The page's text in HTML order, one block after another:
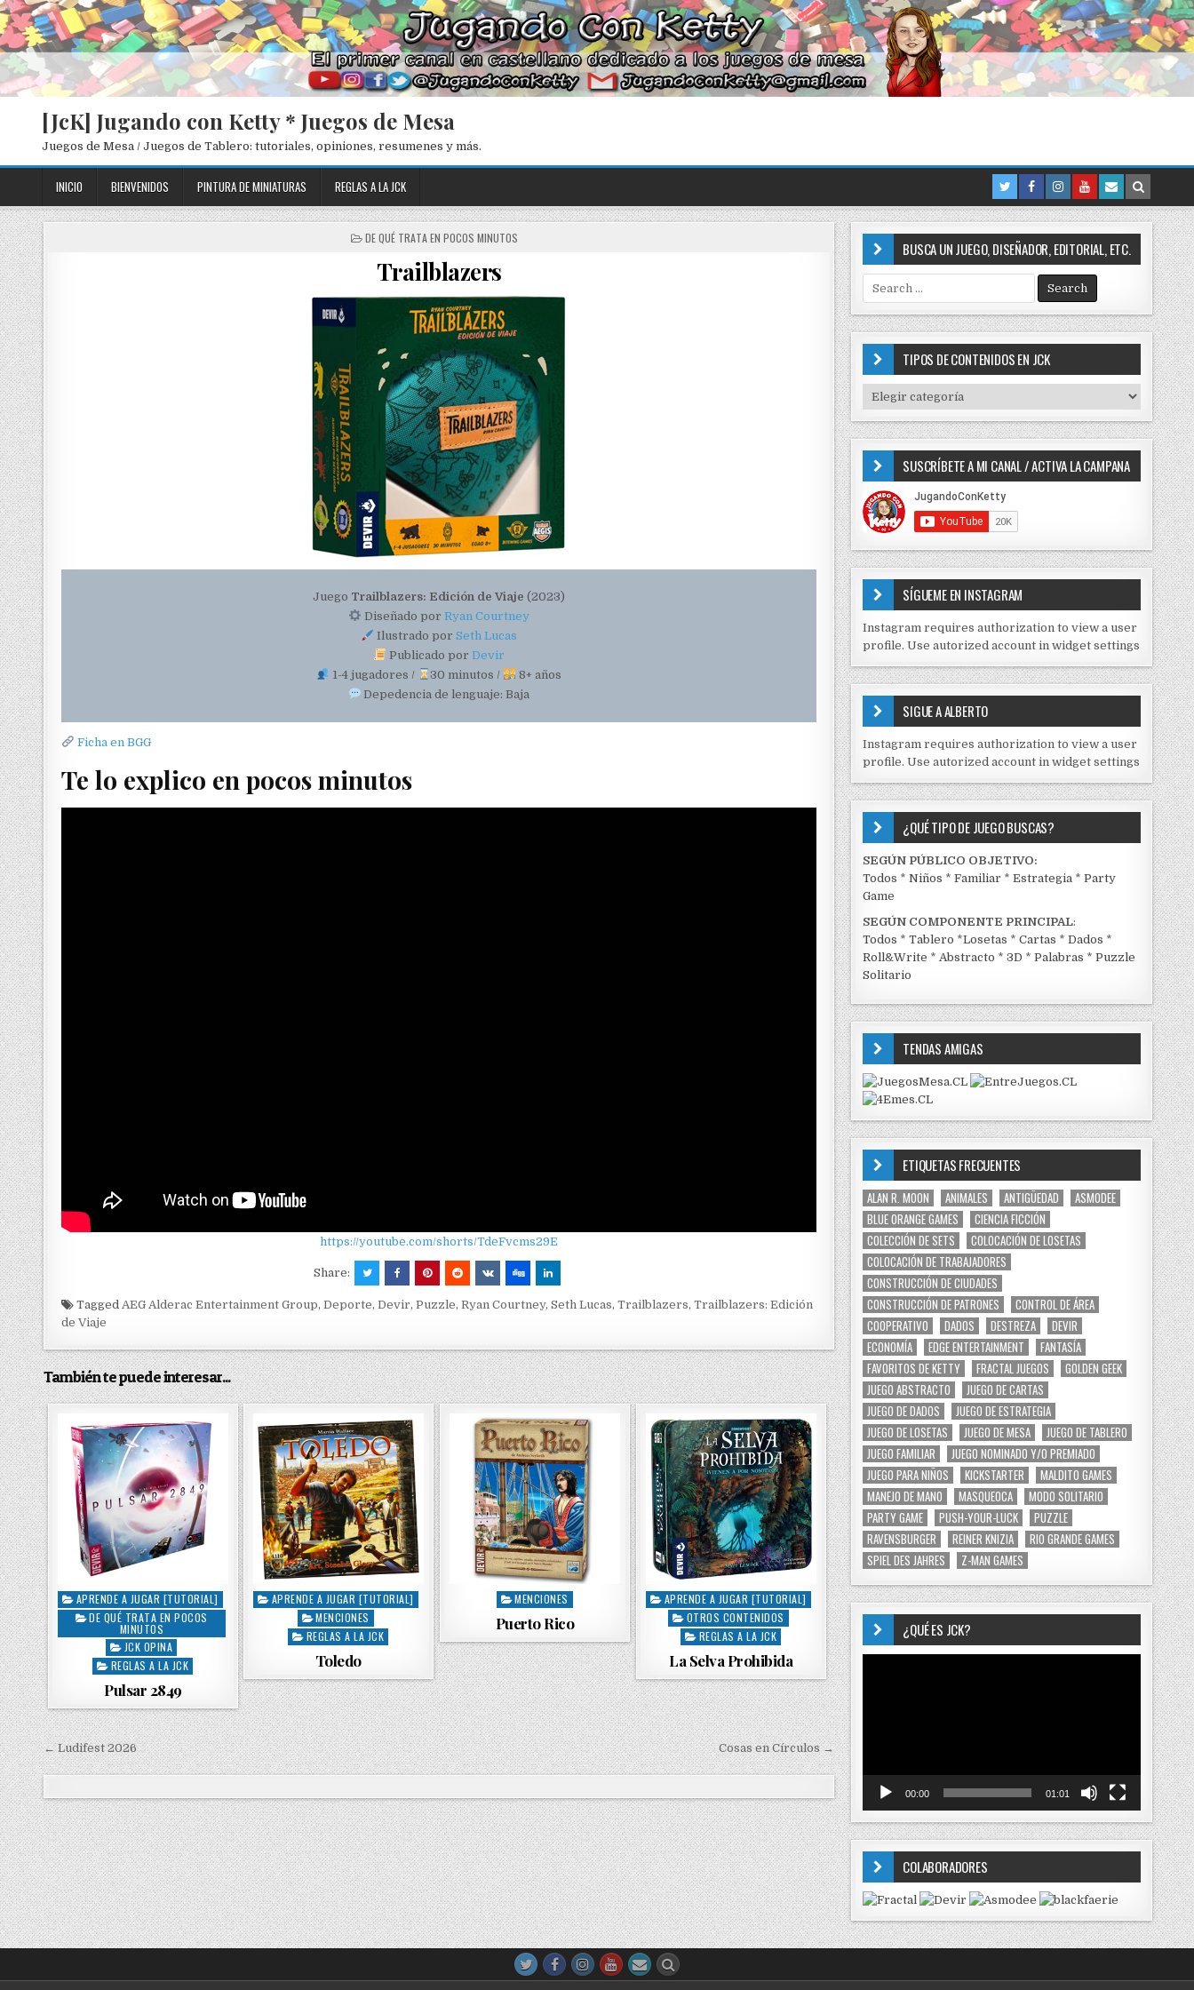
[JcK] Jugando con Ketty * Juegos de Mesa
Juegos de Mesa / Juegos de Tablero: tutoriales, opiniones, resumenes y más.
INICIO BIENVENIDOS PINTURA DE MINIATURAS REGLAS A LA JCK
P
E
DE QUÉ TRATA EN POCOS MINUTOS
Trailblazers
Juego Trailblazers: Edición de Viaje (2023)
Diseñado por Ryan Courtney
Ilustrado por Seth Lucas
Publicado por Devir
1-4 jugadores /
30 minutos /
8+ años
Depedencia de lenguaje: Baja
Ficha en BGG
Te lo explico en pocos minutos
https://youtube.com/shorts/TdeFvcms29E
Share:
Tagged AEG Alderac Entertainment Group,Deporte,Devir,Puzzle,Ryan Courtney,Seth Lucas,Trailblazers,Trailblazers: Edición
de Viaje
También te puede interesar...
P
s
i
n
APRENDE A JUGAR [TUTORIAL]
DE QUÉ TRATA EN POCOS
MINUTOS
JCK OPINA
REGLAS A LA JCK
Pulsar 2849
P
d
i
n
APRENDE A JUGAR [TUTORIAL]
MENCIONES
REGLAS A LA JCK
Toledo
P
o
t
e
d
i
n
MENCIONES
Puerto Rico
P
d
i
n
APRENDE A JUGAR [TUTORIAL]
OTROS CONTENIDOS
REGLAS A LA JCK
La Selva Prohibida
N
a
v
e
g
a
c
i
← Ludifest 2026 Cosas en Círculos →
BUSCA UN JUEGO, DISEÑADOR, EDITORIAL, ETC.
e
a
r
o
r
:
TIPOS DE CONTENIDOS EN JCK
I
P
D
E
C
N
T
I
D
S
E
J
C
K
SUSCRÍBETE A MI CANAL / ACTIVA LA CAMPANA
SÍGUEME EN INSTAGRAM
Instagram requires authorization to view a user
profile. Use autorized account in widget settings
SIGUE A ALBERTO
Instagram requires authorization to view a user
profile. Use autorized account in widget settings
¿QUÉ TIPO DE JUEGO BUSCAS?
SEGÚN PÚBLICO OBJETIVO:
Todos *Niños *Familiar *Estrategia *Party
Game
SEGÚN COMPONENTE PRINCIPAL:
Todos *Tablero *Losetas *Cartas *Dados *
Roll&Write *Abstracto *3D *Palabras *Puzzle
Solitario
TENDAS AMIGAS
ETIQUETAS FRECUENTES
ALAN R. MOON ANIMALES ANTIGÜEDAD
ASMODEE
BLUE ORANGE GAMES
CIENCIA FICCIÓN
COLECCIÓN DE SETS
COLOCACIÓN DE LOSETAS
COLOCACIÓN DE TRABAJADORES
CONSTRUCCIÓN DE CIUDADES
CONSTRUCCIÓN DE PATRONES
CONTROL DE ÁREA
COOPERATIVO
DADOS DESTREZA
DEVIR
ECONOMÍA
EDGE ENTERTAINMENT
FANTASÍA
FAVORITOS DE KETTY
FRACTAL JUEGOS
GOLDEN GEEK
JUEGO ABSTRACTO
JUEGO DE CARTAS
JUEGO DE DADOS
JUEGO DE ESTRATEGIA
JUEGO DE LOSETAS
JUEGO DE MESA
JUEGO DE TABLERO
JUEGO FAMILIAR
JUEGO NOMINADO Y/O PREMIADO
JUEGO PARA NIÑOS
KICKSTARTER
MALDITO GAMES
MANEJO DE MANO
MASQUEOCA
MODO SOLITARIO
PARTY GAME
PUSH-YOUR-LUCK
PUZZLE
RAVENSBURGER
REINER KNIZIA
RIO GRANDE GAMES
SPIEL DES JAHRES
Z-MAN GAMES
¿QUÉ ES JCK?
00:00 01:01
COLABORADORES